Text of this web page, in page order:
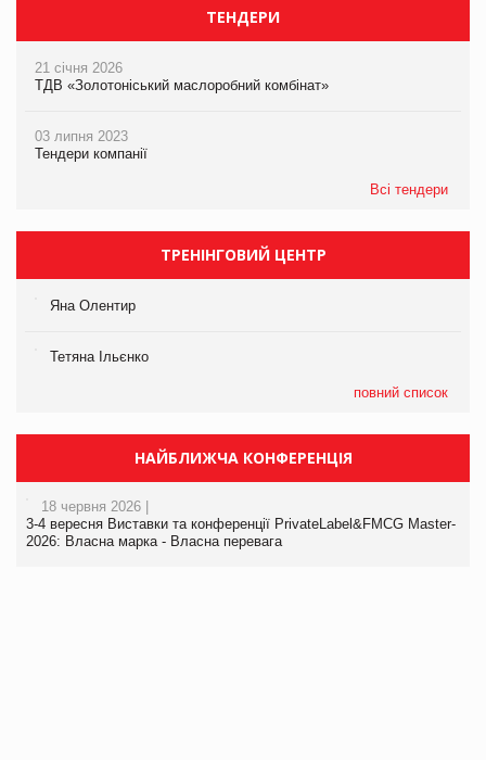
ТЕНДЕРИ
21 січня 2026
ТДВ «Золотоніський маслоробний комбінат»
03 липня 2023
Тендери компанії
Всі тендери
ТРЕНІНГОВИЙ ЦЕНТР
Яна Олентир
Тетяна Ільєнко
повний список
НАЙБЛИЖЧА КОНФЕРЕНЦІЯ
18 червня 2026 |
3-4 вересня Виставки та конференції PrivateLabel&FMCG Master-
2026: Власна марка - Власна перевага